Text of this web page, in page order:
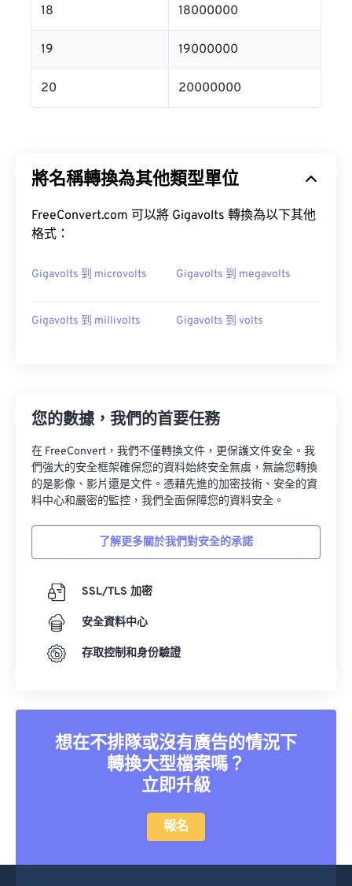
18 18000000
19 19000000
20 20000000
將名稱轉換為其他類型單位
FreeConvert.com 可以將 Gigavolts 轉換為以下其他
格式：
Gigavolts 到 microvolts Gigavolts 到 megavolts
Gigavolts 到 millivolts Gigavolts 到 volts
您的數據，我們的首要任務
在 FreeConvert，我們不僅轉換文件，更保護文件安全。我
們強大的安全框架確保您的資料始終安全無虞，無論您轉換
的是影像、影片還是文件。憑藉先進的加密技術、安全的資
料中心和嚴密的監控，我們全面保障您的資料安全。
了解更多關於我們對安全的承諾
SSL/TLS 加密
安全資料中心
存取控制和身份驗證
想在不排隊或沒有廣告的情況下
轉換大型檔案嗎？
立即升級
報名